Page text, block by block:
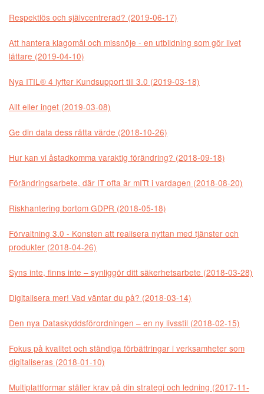
Respektlös och självcentrerad? (2019-06-17)
Att hantera klagomål och missnöje - en utbildning som gör livet
lättare (2019-04-10)
Nya ITIL® 4 lyfter Kundsupport till 3.0 (2019-03-18)
Allt eller inget (2019-03-08)
Ge din data dess rätta värde (2018-10-26)
Hur kan vi åstadkomma varaktig förändring? (2018-09-18)
Förändringsarbete, där IT ofta är mITt i vardagen (2018-08-20)
Riskhantering bortom GDPR (2018-05-18)
Förvaltning 3.0 - Konsten att realisera nyttan med tjänster och
produkter (2018-04-26)
Syns inte, finns inte – synliggör ditt säkerhetsarbete (2018-03-28)
Digitalisera mer! Vad väntar du på? (2018-03-14)
Den nya Dataskyddsförordningen – en ny livsstil (2018-02-15)
Fokus på kvalitet och ständiga förbättringar i verksamheter som
digitaliseras (2018-01-10)
Multiplattformar ställer krav på din strategi och ledning (2017-11-